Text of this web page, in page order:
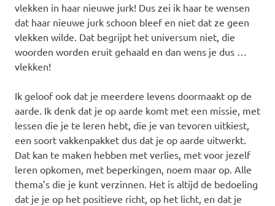
vlekken in haar nieuwe jurk! Dus zei ik haar te wensen
dat haar nieuwe jurk schoon bleef en niet dat ze geen
vlekken wilde. Dat begrijpt het universum niet, die
woorden worden eruit gehaald en dan wens je dus …
vlekken!
Ik geloof ook dat je meerdere levens doormaakt op de
aarde. Ik denk dat je op aarde komt met een missie, met
lessen die je te leren hebt, die je van tevoren uitkiest,
een soort vakkenpakket dus dat je op aarde uitwerkt.
Dat kan te maken hebben met verlies, met voor jezelf
leren opkomen, met beperkingen, noem maar op. Alle
thema’s die je kunt verzinnen. Het is altijd de bedoeling
dat je je op het positieve richt, op het licht, en dat je